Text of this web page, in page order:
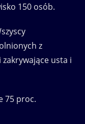
150 osób.
z
usta i
75 proc.